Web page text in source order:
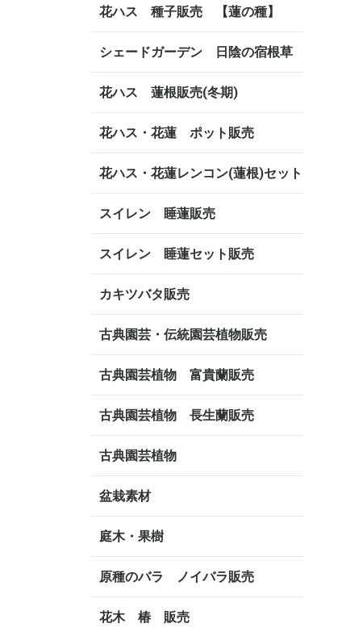
花ハス 種子販売 【蓮の種】
シェードガーデン 日陰の宿根草
花ハス 蓮根販売(冬期)
花ハス・花蓮 ポット販売
花ハス・花蓮レンコン(蓮根)セット
スイレン 睡蓮販売
スイレン 睡蓮セット販売
カキツバタ販売
古典園芸・伝統園芸植物販売
古典園芸植物 富貴蘭販売
古典園芸植物 長生蘭販売
古典園芸植物
盆栽素材
庭木・果樹
原種のバラ ノイバラ販売
花木 椿 販売